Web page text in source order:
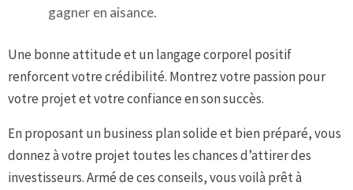
gagner en aisance.
Une bonne attitude et un langage corporel positif
renforcent votre crédibilité. Montrez votre passion pour
votre projet et votre confiance en son succès.
En proposant un business plan solide et bien préparé, vous
donnez à votre projet toutes les chances d’attirer des
investisseurs. Armé de ces conseils, vous voilà prêt à